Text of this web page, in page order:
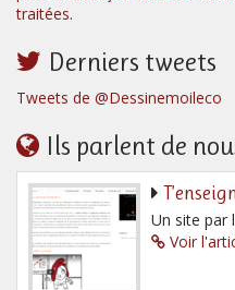
traitées.
Derniers tweets
Tweets de @Dessinemoileco
Ils parlent de
Un site par
Voir